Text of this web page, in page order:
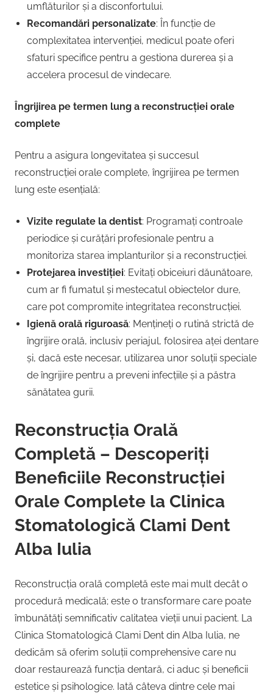
umflăturilor și a disconfortului.
Recomandări personalizate: În funcție de
complexitatea intervenției, medicul poate oferi
sfaturi specifice pentru a gestiona durerea și a
accelera procesul de vindecare.
Îngrijirea pe termen lung a reconstrucției orale
complete
Pentru a asigura longevitatea și succesul
reconstrucției orale complete, îngrijirea pe termen
lung este esențială:
Vizite regulate la dentist: Programați controale
periodice și curățări profesionale pentru a
monitoriza starea implanturilor și a reconstrucției.
Protejarea investiției: Evitați obiceiuri dăunătoare,
cum ar fi fumatul și mestecatul obiectelor dure,
care pot compromite integritatea reconstrucției.
Igienă orală riguroasă: Mențineți o rutină strictă de
îngrijire orală, inclusiv periajul, folosirea aței dentare
și, dacă este necesar, utilizarea unor soluții speciale
de îngrijire pentru a preveni infecțiile și a păstra
sănătatea gurii.
Reconstrucția Orală
Completă – Descoperiți
Beneficiile Reconstrucției
Orale Complete la Clinica
Stomatologică Clami Dent
Alba Iulia
Reconstrucția orală completă este mai mult decât o
procedură medicală; este o transformare care poate
îmbunătăți semnificativ calitatea vieții unui pacient. La
Clinica Stomatologică Clami Dent din Alba Iulia, ne
dedicăm să oferim soluții comprehensive care nu
doar restaurează funcția dentară, ci aduc și beneficii
estetice și psihologice. Iată câteva dintre cele mai